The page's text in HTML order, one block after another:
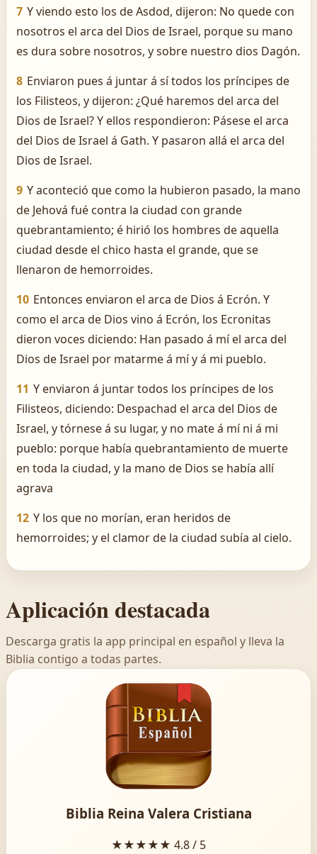
7 Y viendo esto los de Asdod, dijeron: No quede con
nosotros el arca del Dios de Israel, porque su mano
es dura sobre nosotros, y sobre nuestro dios Dagón.
8 Enviaron pues á juntar á sí todos los príncipes de
los Filisteos, y dijeron: ¿Qué haremos del arca del
Dios de Israel? Y ellos respondieron: Pásese el arca
del Dios de Israel á Gath. Y pasaron allá el arca del
Dios de Israel.
9 Y aconteció que como la hubieron pasado, la mano
de Jehová fué contra la ciudad con grande
quebrantamiento; é hirió los hombres de aquella
ciudad desde el chico hasta el grande, que se
llenaron de hemorroides.
10 Entonces enviaron el arca de Dios á Ecrón. Y
como el arca de Dios vino á Ecrón, los Ecronitas
dieron voces diciendo: Han pasado á mí el arca del
Dios de Israel por matarme á mí y á mi pueblo.
11 Y enviaron á juntar todos los príncipes de los
Filisteos, diciendo: Despachad el arca del Dios de
Israel, y tórnese á su lugar, y no mate á mí ni á mi
pueblo: porque había quebrantamiento de muerte
en toda la ciudad, y la mano de Dios se había allí
agrava
12 Y los que no morían, eran heridos de
hemorroides; y el clamor de la ciudad subía al cielo.
Aplicación destacada
Descarga gratis la app principal en español y lleva la
Biblia contigo a todas partes.
Biblia Reina Valera Cristiana
★★★★★ 4.8 / 5